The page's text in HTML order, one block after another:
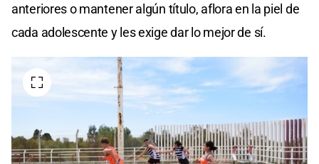
anteriores o mantener algún título, aflora en la piel de
cada adolescente y les exige dar lo mejor de sí.